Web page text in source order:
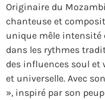
Originaire du
chanteuse et
unique mêle intensité
dans les rythmes
des influences soul
et universelle. Avec
», inspiré par son